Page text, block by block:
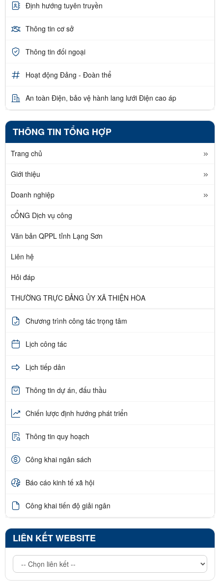
Định hướng tuyên truyền
Thông tin cơ sở
Thông tin đối ngoại
Hoạt động Đảng - Đoàn thể
An toàn Điện, bảo vệ hành lang lưới Điện cao áp
THÔNG TIN TỔNG HỢP
Trang chủ
Giới thiệu
Doanh nghiệp
cỔNG Dịch vụ công
Văn bản QPPL tỉnh Lạng Sơn
Liên hệ
Hỏi đáp
THƯỜNG TRỰC ĐẢNG ỦY XÃ THIỆN HÒA
Chương trình công tác trọng tâm
Lịch công tác
Lịch tiếp dân
Thông tin dự án, đấu thầu
Chiến lược định hướng phát triển
Thông tin quy hoạch
Công khai ngân sách
Báo cáo kinh tế xã hội
Công khai tiến độ giải ngân
LIÊN KẾT WEBSITE